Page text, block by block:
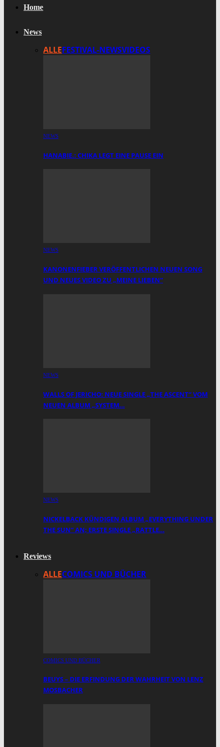
Home
News
ALLEFESTIVAL-NEWSVIDEOS
NEWS
HANABIE.: CHIKA LEGT EINE PAUSE EIN
NEWS
KANONENFIEBER VERÖFFENTLICHEN NEUEN SONG
UND NEUES VIDEO ZU „MEINE LIEBEN“
NEWS
WALLS OF JERICHO: NEUE SINGLE „THE ASCENT“ VOM
NEUEN ALBUM „SYSTEM…
NEWS
NICKELBACK KÜNDIGEN ALBUM „EVERYTHING UNDER
THE SUN“ AN; ERSTE SINGLE „RATTLE…
Reviews
ALLECOMICS UND BÜCHER
COMICS UND BÜCHER
BEUYS – DIE ERFINDUNG DER WAHRHEIT VON LENZ
MOSBACHER